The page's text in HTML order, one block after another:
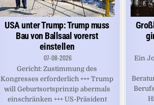
USA unter Trump: Trump muss
Bau von Ballsaal vorerst
einstellen
07-08-2026
Gericht: Zustimmung des
Kongresses erforderlich +++ Trump
will Geburtsortsprinzip abermals
einschränken +++ US-Präsident
Ein